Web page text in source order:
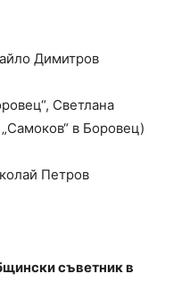
Димитров
Светлана
в Боровец)
Петров
съветник в